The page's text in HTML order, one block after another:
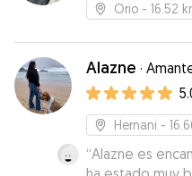
Orio - 16.52
Alazne ·
Hernani -
“Alazne es